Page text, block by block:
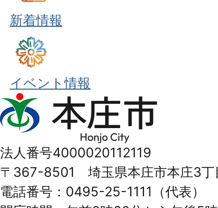
新着情報
イベント情報
本
庄
Honjo
City
法人番号4000020112119
〒367-8501 埼玉県本庄市本庄3丁
電話番号：0495-25-1111（代表）